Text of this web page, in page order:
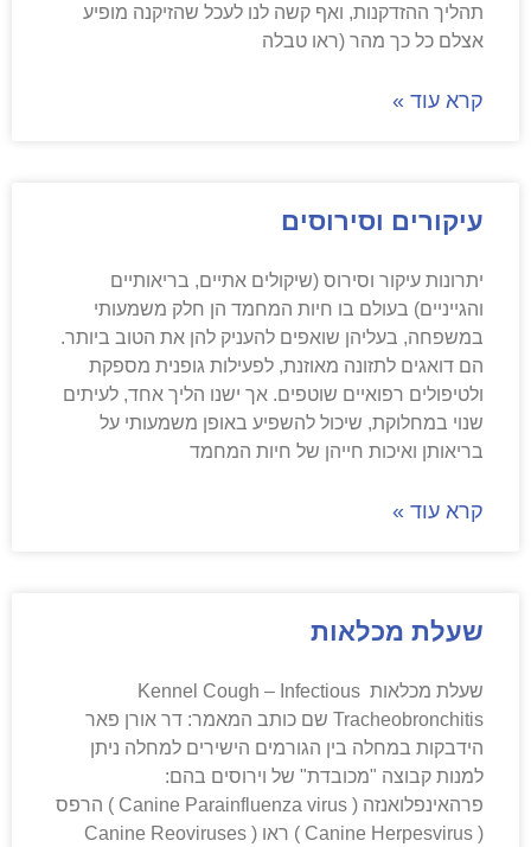
תהליך ההזדקנות, ואף קשה לנו לעכל שהזיקנה מופיע
אצלם כל כך מהר (ראו טבלה
קרא עוד »
עיקורים וסירוסים
יתרונות עיקור וסירוס (שיקולים אתיים, בריאותיים
והגייניים) בעולם בו חיות המחמד הן חלק משמעותי
במשפחה, בעליהן שואפים להעניק להן את הטוב ביותר.
הם דואגים לתזונה מאוזנת, לפעילות גופנית מספקת
ולטיפולים רפואיים שוטפים. אך ישנו הליך אחד, לעיתים
שנוי במחלוקת, שיכול להשפיע באופן משמעותי על
בריאותן ואיכות חייהן של חיות המחמד
קרא עוד »
שעלת מכלאות
שעלת מכלאות Kennel Cough – Infectious
Tracheobronchitis שם כותב המאמר: דר אורן פאר
הידבקות במחלה בין הגורמים הישירים למחלה ניתן
למנות קבוצה "מכובדת" של וירוסים בהם:
פרהאינפלואנזה ( Canine Parainfluenza virus ) הרפס
( Canine Herpesvirus ) ראו ( Canine Reoviruses